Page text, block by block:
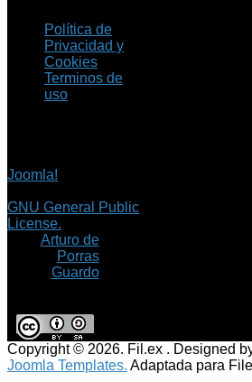
Política de
Privacidad y
Cookies
Terminos de
uso
Joomla!
GNU General Public
License.
Arturo de
Porras
Guardo
Copyright © 2026. Fil.ex . Designed
Joomla Templates. Adaptada para